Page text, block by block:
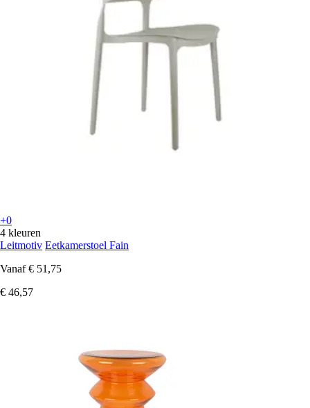
+0
4 kleuren
Leitmotiv Eetkamerstoel Fain
Vanaf € 51,75
€ 46,57